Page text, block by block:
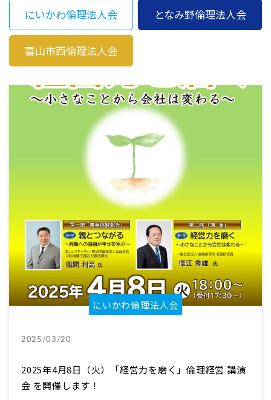
にいかわ倫理法人会 となみ野倫理法人会
富山市西倫理法人会
にいかわ倫理法人会
2025/03/20
2025年4月8日（火）「経営力を磨く」倫理経営 講演
会 を開催します！